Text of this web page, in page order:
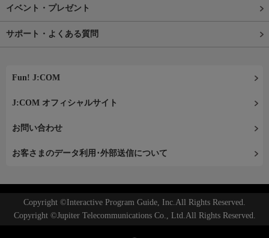
イベント・プレゼント
サポート・よくある質問
Fun! J:COM
J:COM オフィシャルサイト
お問い合わせ
お客さまのデータ利用･外部送信について
Copyright ©Interactive Program Guide, Inc.All Rights Reserved.
Copyright ©Jupiter Telecommunications Co., Ltd.All Rights Reserved.